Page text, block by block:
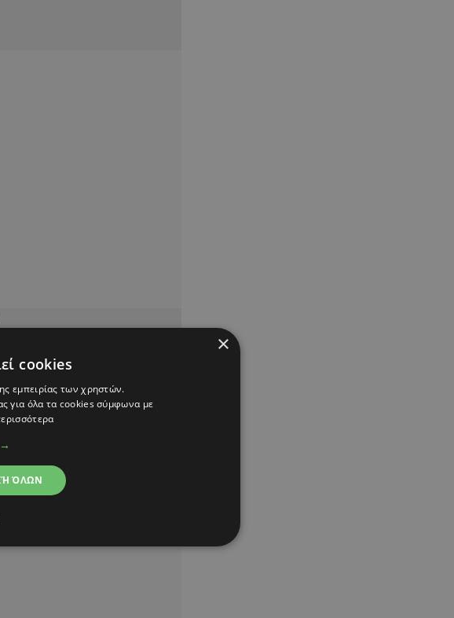
×
cookies
εμπειρίας των χρηστών.
για όλα τα cookies σύμφωνα με
ΌΛΩΝ